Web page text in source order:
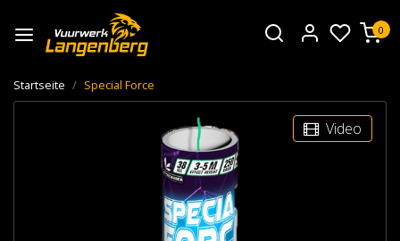
0
Startseite Special Force
Video